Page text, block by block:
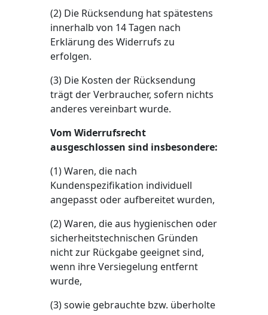
(2) Die Rücksendung hat spätestens
innerhalb von 14 Tagen nach
Erklärung des Widerrufs zu
erfolgen.
(3) Die Kosten der Rücksendung
trägt der Verbraucher, sofern nichts
anderes vereinbart wurde.
Vom Widerrufsrecht
ausgeschlossen sind insbesondere:
(1) Waren, die nach
Kundenspezifikation individuell
angepasst oder aufbereitet wurden,
(2) Waren, die aus hygienischen oder
sicherheitstechnischen Gründen
nicht zur Rückgabe geeignet sind,
wenn ihre Versiegelung entfernt
wurde,
(3) sowie gebrauchte bzw. überholte